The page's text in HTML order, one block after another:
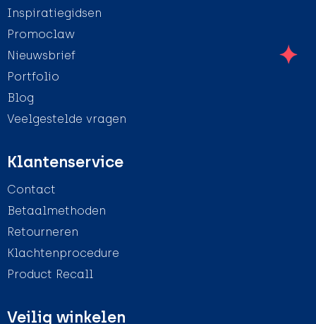
Inspiratiegidsen
Promoclaw
Nieuwsbrief
Portfolio
Blog
Veelgestelde vragen
Klantenservice
Contact
Betaalmethoden
Retourneren
Klachtenprocedure
Product Recall
Veilig winkelen